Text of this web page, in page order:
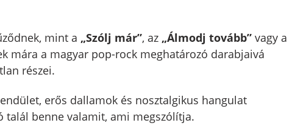
mint a „Szólj már”, az „Álmodj tovább”vagy a
mára a magyar pop-rock meghatározó darabjaivá
részei.
erős dallamok és nosztalgikus hangulat
talál benne valamit, ami megszólítja.